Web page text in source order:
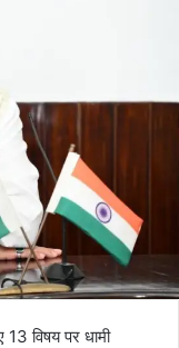
विषय पर धामी